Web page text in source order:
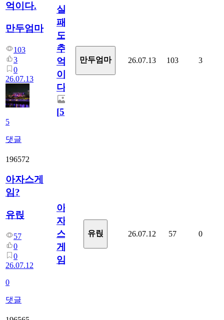
억이다.
만두엄마
103
3
0
26.07.13
5
댓글
실
패
도
추
억
이
다.
[5]
만두엄마 26.07.13 103 3
196572
아자스게
임?
유릱
57
0
0
26.07.12
0
댓글
아
자
스
게
임?
유릱 26.07.12 57 0